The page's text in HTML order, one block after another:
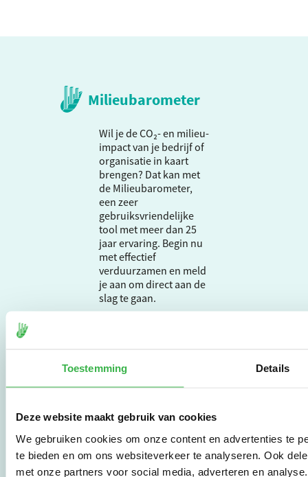
Toestemming Details
Deze website maakt gebruik van cookies
We gebruiken cookies om onze content en advertenties te
te bieden en om ons websiteverkeer te analyseren. Ook
met onze partners voor social media, adverteren en
Milieubarometer
Wil je de CO₂- en milieu-
impact van je bedrijf of
organisatie in kaart
brengen? Dat kan met
de Milieubarometer,
een zeer
gebruiksvriendelijke
tool met meer dan 25
jaar ervaring. Begin nu
met effectief
verduurzamen en meld
je aan om direct aan de
slag te gaan.
Stichting Stimular.
Stichting Stimular
vraag om
duurzaamheid naar
praktische
instrumenten en
werkwijzen voor